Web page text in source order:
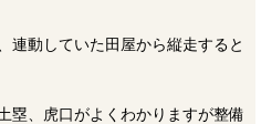
連動していた田屋から縦走すると
塁、虎口がよくわかりますが整備